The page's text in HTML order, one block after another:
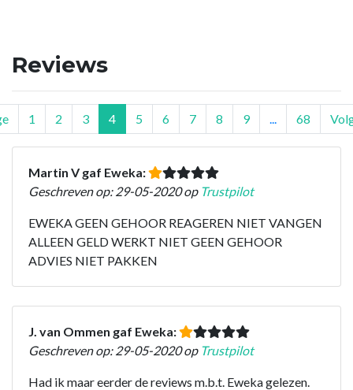
Reviews
1 2 3 4 5 6 7 8 9 68
Martin V gaf Eweka:
Geschreven op: 29-05-2020 op Trustpilot
EWEKA GEEN GEHOOR REAGEREN NIET VANGEN
ALLEEN GELD WERKT NIET GEEN GEHOOR
ADVIES NIET PAKKEN
J. van Ommen gaf Eweka:
Geschreven op: 29-05-2020 op Trustpilot
Had ik maar eerder de reviews m.b.t. Eweka gelezen.